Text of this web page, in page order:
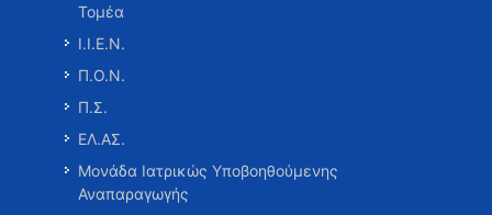
Τομέα
Ι.Ι.Ε.Ν.
Π.Ο.Ν.
Π.Σ.
ΕΛ.ΑΣ.
Μονάδα Ιατρικώς Υποβοηθούμενης
Αναπαραγωγής